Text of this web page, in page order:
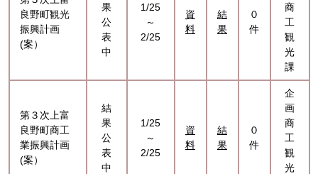
良野町観光
振興計画
(案）
果
公
表
中
1/25
～
2/25
資
料
結
果
０
件
商
工
観
光
課
第３次上富
良野町商工
業振興計画
(案）
結
果
公
表
中
1/25
～
2/25
資
料
結
果
０
件
企
画
商
工
観
光